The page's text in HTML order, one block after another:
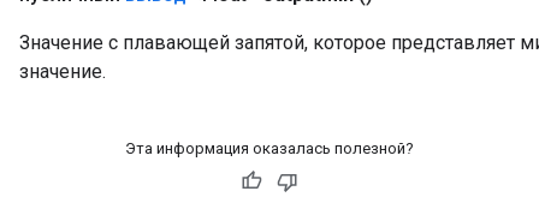
Значение с плавающей запятой, которое представляет
значение.
Эта информация оказалась полезной?